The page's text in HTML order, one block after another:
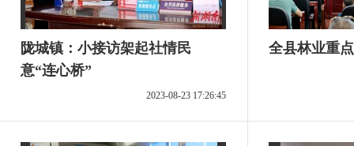
陇城镇：小接访架起社情民
意“连心桥”
2023-08-23 17:26:45
全县林业重